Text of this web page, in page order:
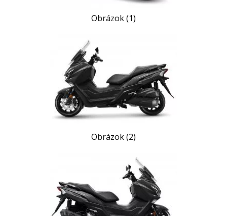
Obrázok (1)
Obrázok (2)